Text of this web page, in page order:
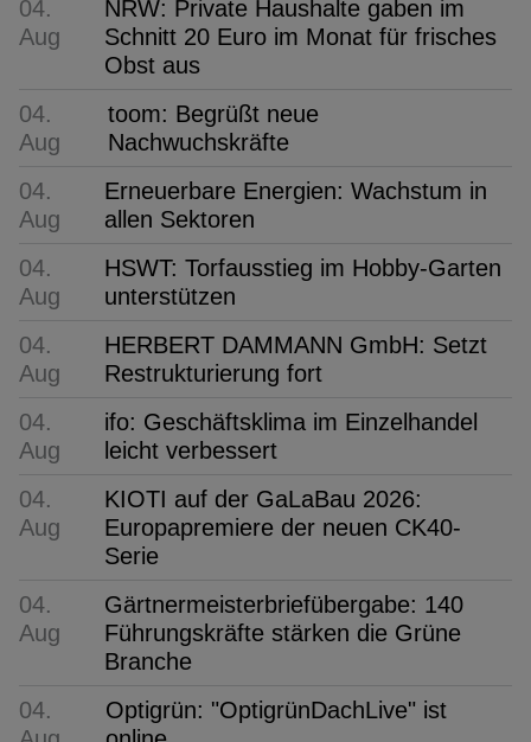
04.
Aug
NRW: Private Haushalte gaben im
Schnitt 20 Euro im Monat für frisches
Obst aus
04.
Aug
toom: Begrüßt neue
Nachwuchskräfte
04.
Aug
Erneuerbare Energien: Wachstum in
allen Sektoren
04.
Aug
HSWT: Torfausstieg im Hobby-Garten
unterstützen
04.
Aug
HERBERT DAMMANN GmbH: Setzt
Restrukturierung fort
04.
Aug
ifo: Geschäftsklima im Einzelhandel
leicht verbessert
04.
Aug
KIOTI auf der GaLaBau 2026:
Europapremiere der neuen CK40-
Serie
04.
Aug
Gärtnermeisterbriefübergabe: 140
Führungskräfte stärken die Grüne
Branche
04.
Optigrün: "OptigrünDachLive" ist